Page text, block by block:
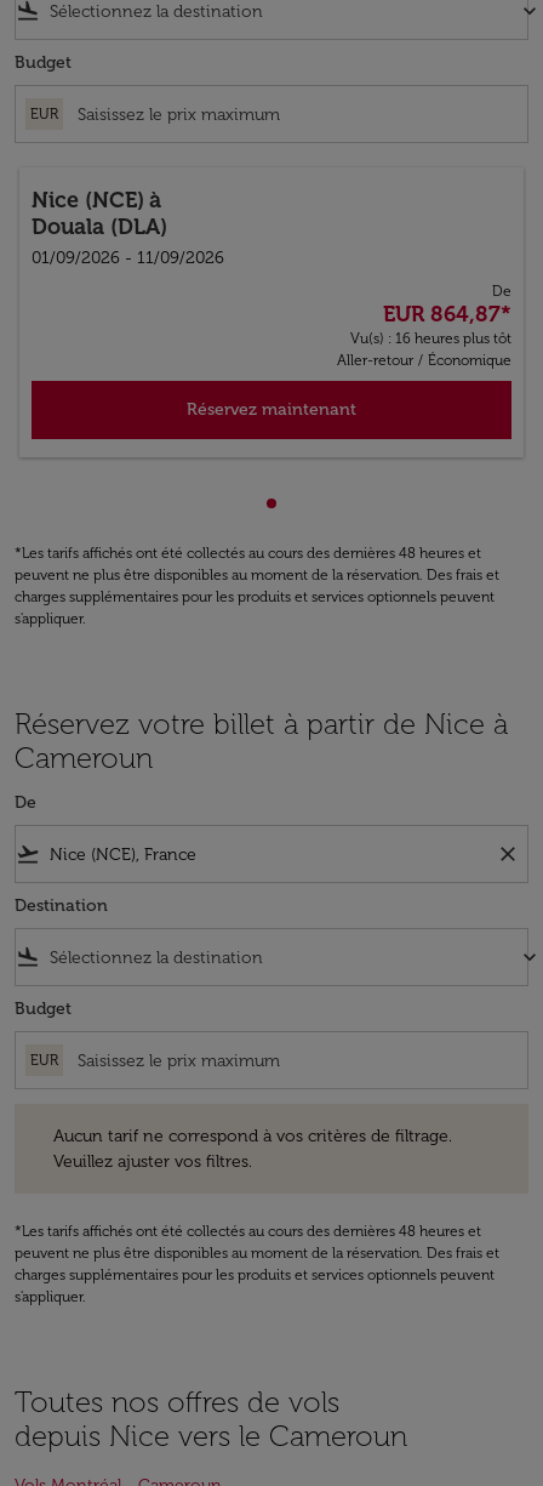
flight_land keyboard_arrow_down
Budget
EUR
Nice (NCE) à
Douala (DLA)
01/09/2026 - 11/09/2026
De
EUR 864,87*
Vu(s) : 16 heures plus tôt
Aller-retour / Économique
Réservez maintenant
Affichage de cmp-
*Les tarifs affichés ont été collectés au cours des dernières 48 heures et
peuvent ne plus être disponibles au moment de la réservation. Des frais et
charges supplémentaires pour les produits et services optionnels peuvent
s'appliquer.
Réservez votre billet à partir de Nice à
Cameroun
De
flight_takeoff close
Destination
flight_land keyboard_arrow_down
Budget
EUR
Aucun tarif ne correspond à vos critères de filtrage.
Veuillez ajuster vos filtres.
*Les tarifs affichés ont été collectés au cours des dernières 48 heures et
peuvent ne plus être disponibles au moment de la réservation. Des frais et
charges supplémentaires pour les produits et services optionnels peuvent
s'appliquer.
Toutes nos offres de vols
depuis Nice vers le Cameroun